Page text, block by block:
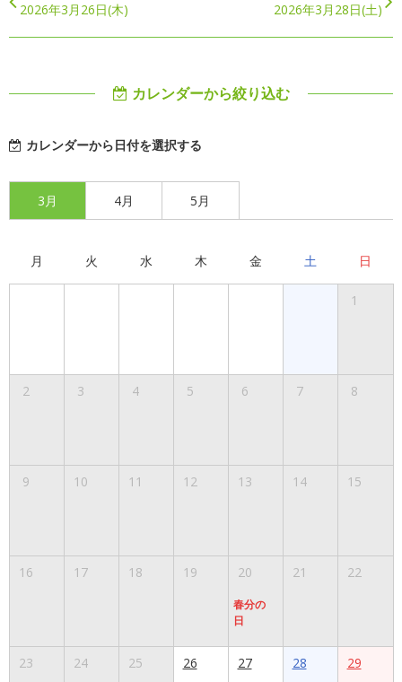
2026年3月26日(木) 2026年3月28日(土)
カレンダーから絞り込む
カレンダーから日付を選択する
3月 4月 5月
月 火 水 木 金 土 日
1
2 3 4 5 6 7 8
9 10 11 12 13 14 15
16 17 18 19 20
春分の
日
21 22
23 24 25 26 27 28 29